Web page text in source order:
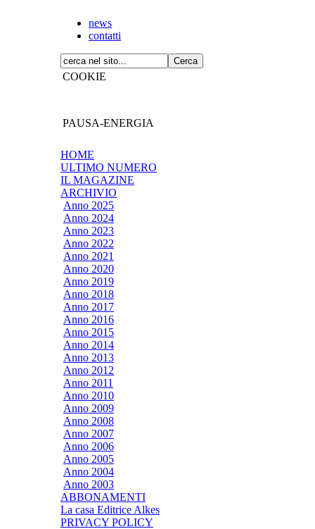
news
contatti
COOKIE
PAUSA-ENERGIA
HOME
ULTIMO NUMERO
IL MAGAZINE
ARCHIVIO
Anno 2025
Anno 2024
Anno 2023
Anno 2022
Anno 2021
Anno 2020
Anno 2019
Anno 2018
Anno 2017
Anno 2016
Anno 2015
Anno 2014
Anno 2013
Anno 2012
Anno 2011
Anno 2010
Anno 2009
Anno 2008
Anno 2007
Anno 2006
Anno 2005
Anno 2004
Anno 2003
ABBONAMENTI
La casa Editrice Alkes
PRIVACY POLICY